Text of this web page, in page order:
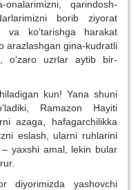
qarindosh-
borib ziyorat
va ko‘tarishga harakat
arazlashgan gina-kudratli
o‘zaro uzrlar aytib bir-
kun! Yana shuni
Ramazon Hayiti
azaga, hafagarchilikka
eslash, ularni ruhlarini
yaxshi amal, lekin bular
diyorimizda yashovchi